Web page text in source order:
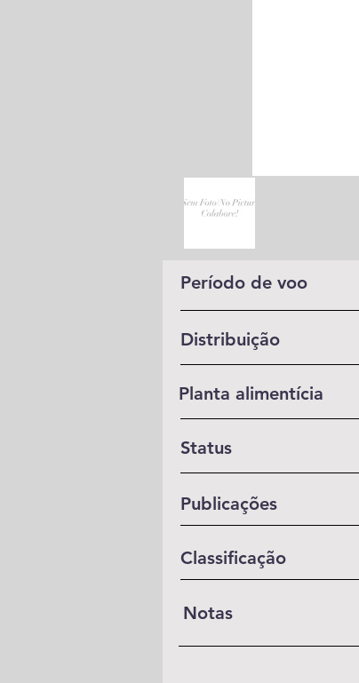
Período de voo
Distribuição
Planta alimentícia
Status
Publicações
Classificação
Notas